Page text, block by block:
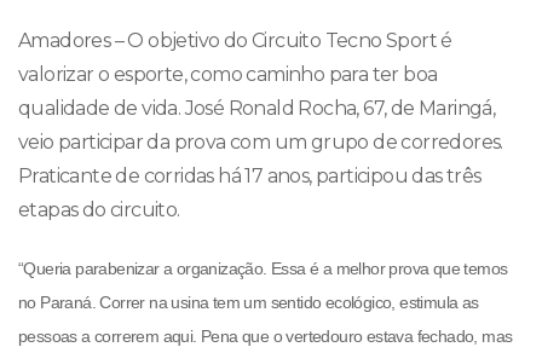
Amadores – O objetivo do Circuito Tecno Sport é
valorizar o esporte, como caminho para ter boa
qualidade de vida. José Ronald Rocha, 67, de Maringá,
veio participar da prova com um grupo de corredores.
Praticante de corridas há 17 anos, participou das três
etapas do circuito.
“Queria parabenizar a organização. Essa é a melhor prova que temos
no Paraná. Correr na usina tem um sentido ecológico, estimula as
pessoas a correrem aqui. Pena que o vertedouro estava fechado, mas